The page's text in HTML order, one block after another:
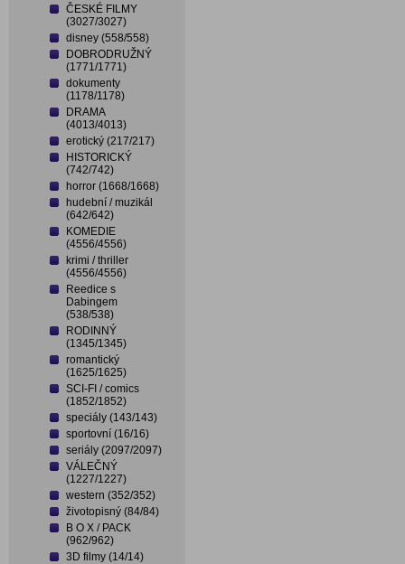
ČESKÉ FILMY
(3027/3027)
disney (558/558)
DOBRODRUŽNÝ
(1771/1771)
dokumenty
(1178/1178)
DRAMA
(4013/4013)
erotický (217/217)
HISTORICKÝ
(742/742)
horror (1668/1668)
hudební / muzikál
(642/642)
KOMEDIE
(4556/4556)
krimi / thriller
(4556/4556)
Reedice s
Dabingem
(538/538)
RODINNÝ
(1345/1345)
romantický
(1625/1625)
SCI-FI / comics
(1852/1852)
speciály (143/143)
sportovní (16/16)
seriály (2097/2097)
VÁLEČNÝ
(1227/1227)
western (352/352)
životopisný (84/84)
B O X / PACK
(962/962)
3D filmy (14/14)